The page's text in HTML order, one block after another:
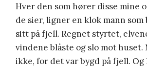
Hver den som hører disse mine
de sier, ligner en klok mann som
sitt på fjell. Regnet styrtet,
vindene blåste og slo mot
ikke, for det var bygd på fjell. Og